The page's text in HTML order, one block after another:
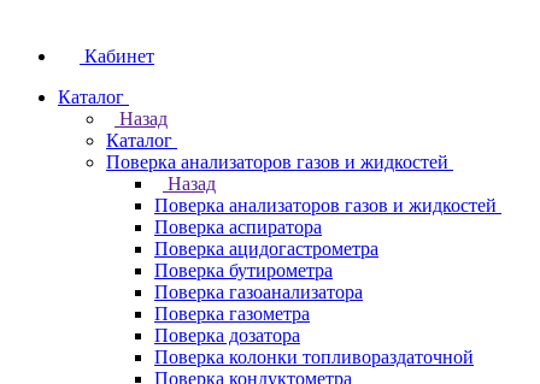
Кабинет
Каталог
Назад
Каталог
Поверка анализаторов газов и жидкостей
Назад
Поверка анализаторов газов и жидкостей
Поверка аспиратора
Поверка ацидогастрометра
Поверка бутирометра
Поверка газоанализатора
Поверка газометра
Поверка дозатора
Поверка колонки топливораздаточной
Поверка кондуктометра